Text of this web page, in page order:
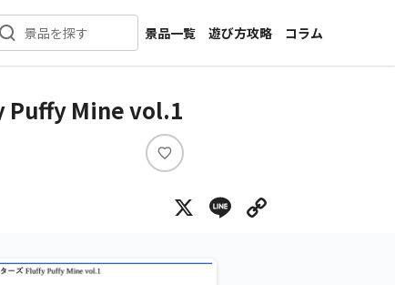
景品を探す
景品一覧
新着景品
カテゴリ一覧
メーカー一覧
遊び方攻略
コラム
インタビュー
Puffy Mine vol.1
い
ね
X Line